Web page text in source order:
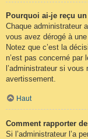
Pourquoi ai-je reçu
Chaque administrateur
vous avez dérogé à
Notez que c’est la
n’est pas concerné par
l’administrateur si
avertissement.
Haut
Comment rapporter
Si l’administrateur l’a